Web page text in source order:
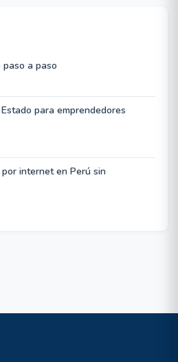
a paso
para emprendedores
internet en Perú sin